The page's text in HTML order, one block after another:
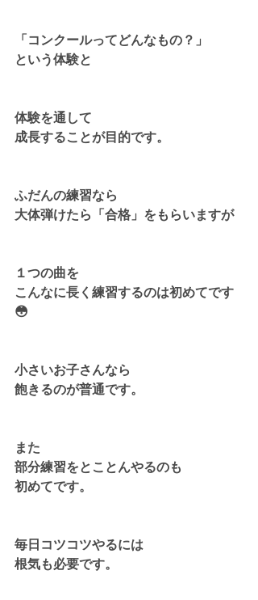
「コンクールってどんなもの？」
という体験と
体験を通して
成長することが目的です。
ふだんの練習なら
大体弾けたら「合格」をもらいますが
１つの曲を
こんなに長く練習するのは初めてです
😳
小さいお子さんなら
飽きるのが普通です。
また
部分練習をとことんやるのも
初めてです。
毎日コツコツやるには
根気も必要です。